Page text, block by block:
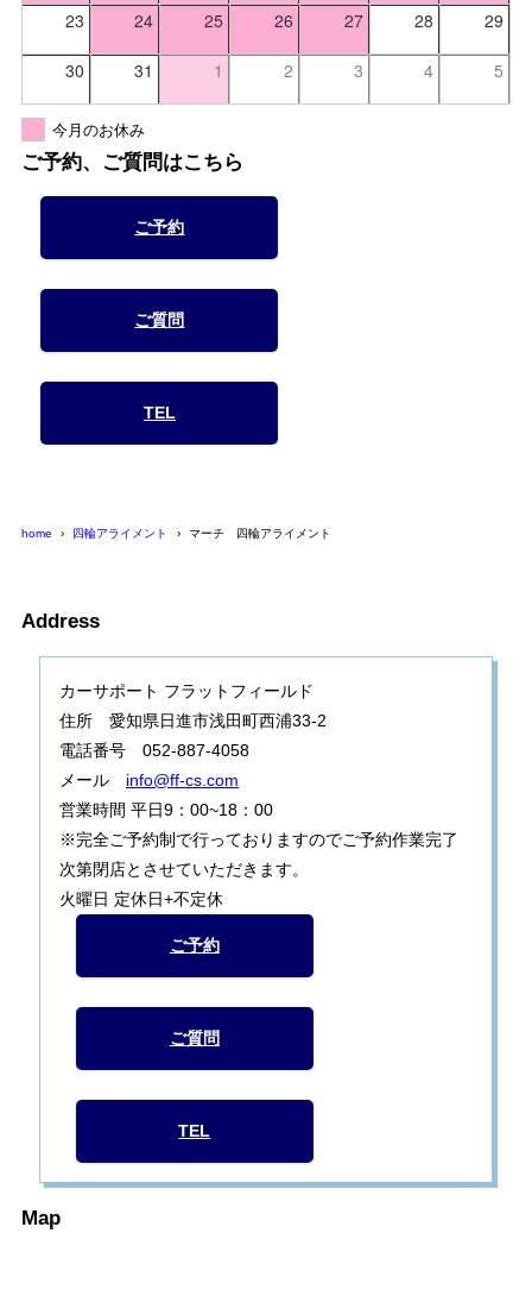
23 24 25 26 27 28 29
30 31 1 2 3 4 5
今月のお休み
ご予約、ご質問はこちら
ご予約
ご質問
TEL
home 四輪アライメント マーチ 四輪アライメント
Address
カーサポート フラットフィールド
住所 愛知県日進市浅田町西浦33-2
電話番号 052-887-4058
メール info@ff-cs.com
営業時間 平日9：00~18：00
※完全ご予約制で行っておりますのでご予約作業完了
次第閉店とさせていただきます。
火曜日 定休日+不定休
ご予約
ご質問
TEL
Map